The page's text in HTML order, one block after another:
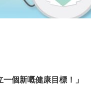
個新嘅健康目標！」